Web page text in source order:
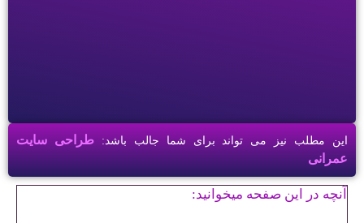
این مطلب نیز می تواند برای شما جالب باشد:طراحی سایت
عمرانی
آنچه در این صفحه میخوانید: